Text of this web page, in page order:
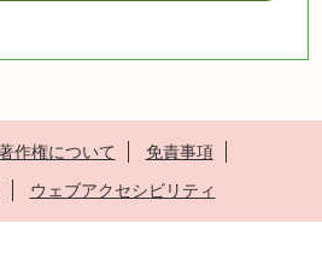
作権について
免責事項
ウェブアクセシビリティ